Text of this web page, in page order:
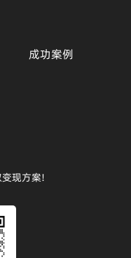
成功案例
现方案!